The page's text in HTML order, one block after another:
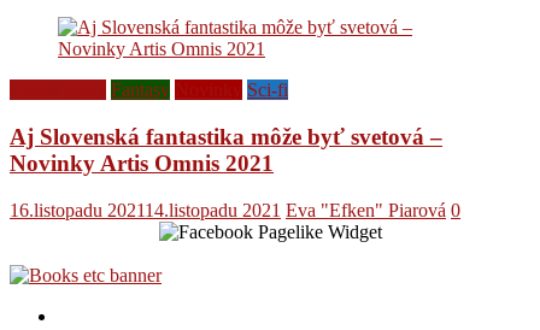
Fantasy Sci-fi
Aj Slovenská fantastika môže byť svetová –
Novinky Artis Omnis 2021
16.listopadu 202114.listopadu 2021 Eva "Efken" Piarová 0